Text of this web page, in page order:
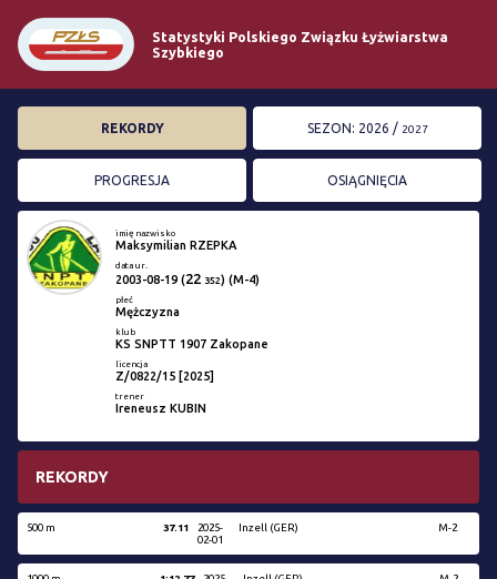
Statystyki Polskiego Związku Łyżwiarstwa
Szybkiego
REKORDY SEZON: 2026 / 2027
PROGRESJA OSIĄGNIĘCIA
imię nazwisko
Maksymilian RZEPKA
data ur.
2003-08-19 (22 352) (M-4)
płeć
Mężczyzna
klub
KS SNPTT 1907 Zakopane
licencja
Z/0822/15 [2025]
trener
Ireneusz KUBIN
REKORDY
500 m 37.11
2025-
02-01
Inzell (GER) M-2